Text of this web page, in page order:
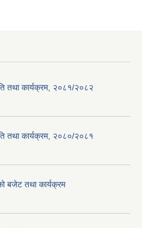
तथा कार्यक्रम, २०८१/२०८२
तथा कार्यक्रम, २०८०/२०८१
बजेट तथा कार्यक्रम